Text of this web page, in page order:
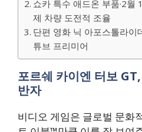
쇼카 특수 애드온 부품·2월
제 차량 도전적 조율
단편 영화 닉 아포스톨라이
튜브 프리미어
포르쉐 카이엔 터보
반자
비디오 게임은 글로벌 문화